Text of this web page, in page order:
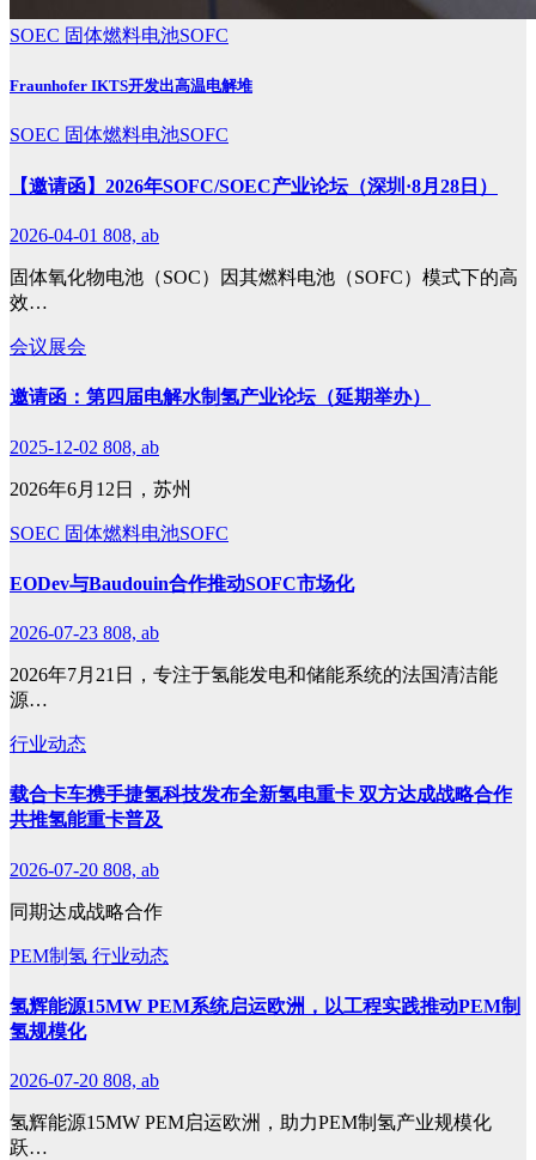
SOEC 固体燃料电池SOFC
Fraunhofer IKTS开发出高温电解堆
SOEC 固体燃料电池SOFC
【邀请函】2026年SOFC/SOEC产业论坛（深圳·8月28日）
2026-04-01 808, ab
固体氧化物电池（SOC）因其燃料电池（SOFC）模式下的高
效…
会议展会
邀请函：第四届电解水制氢产业论坛（延期举办）
2025-12-02 808, ab
2026年6月12日，苏州
SOEC 固体燃料电池SOFC
EODev与Baudouin合作推动SOFC市场化
2026-07-23 808, ab
2026年7月21日，专注于氢能发电和储能系统的法国清洁能
源…
行业动态
载合卡车携手捷氢科技发布全新氢电重卡 双方达成战略合作
共推氢能重卡普及
2026-07-20 808, ab
同期达成战略合作
PEM制氢 行业动态
氢辉能源15MW PEM系统启运欧洲，以工程实践推动PEM制
氢规模化
2026-07-20 808, ab
氢辉能源15MW PEM启运欧洲，助力PEM制氢产业规模化
跃…